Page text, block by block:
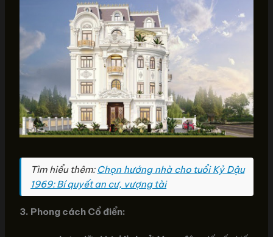
Tìm hiểu thêm: Chọn hướng nhà cho tuổi Kỷ Dậu
1969: Bí quyết an cư, vượng tài
3. Phong cách Cổ điển: